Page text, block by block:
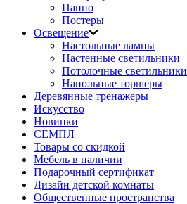
Панно
Постеры
Освещение
Настольные лампы
Настенные светильники
Потолочные светильники
Напольные торшеры
Деревянные тренажеры
Искусство
Новинки
СЕМПЛ
Товары со скидкой
Мебель в наличии
Подарочный сертификат
Дизайн детской комнаты
Общественные пространства